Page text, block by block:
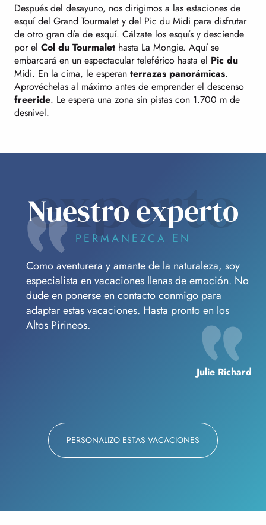
Después del desayuno, nos dirigimos a las estaciones de
esquí del Grand Tourmalet y del Pic du Midi para disfrutar
de otro gran día de esquí. Cálzate los esquís y desciende
por el Col du Tourmalet hasta La Mongie. Aquí se
embarcará en un espectacular teleférico hasta el Pic du
Midi. En la cima, le esperan terrazas panorámicas.
Aprovéchelas al máximo antes de emprender el descenso
freeride. Le espera una zona sin pistas con 1.700 m de
desnivel.
experto
Nuestro experto
PERMANEZCA EN
Como aventurera y amante de la naturaleza, soy
especialista en vacaciones llenas de emoción. No
dude en ponerse en contacto conmigo para
adaptar estas vacaciones. Hasta pronto en los
Altos Pirineos.
Julie Richard
PERSONALIZO ESTAS VACACIONES